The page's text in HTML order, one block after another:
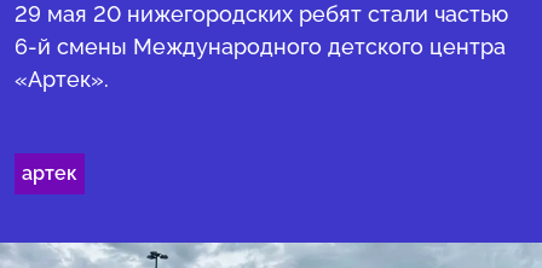
29 мая 20 нижегородских ребят стали частью
6-й смены Международного детского центра
«Артек».
артек